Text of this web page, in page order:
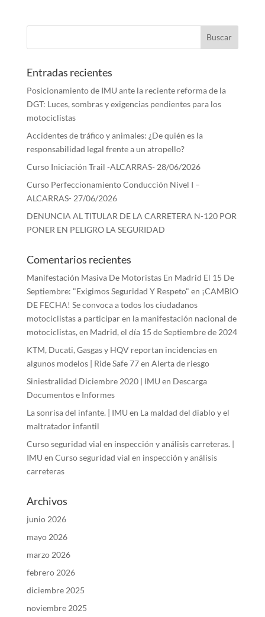
Entradas recientes
Posicionamiento de IMU ante la reciente reforma de la
DGT: Luces, sombras y exigencias pendientes para los
motociclistas
Accidentes de tráfico y animales: ¿De quién es la
responsabilidad legal frente a un atropello?
Curso Iniciación Trail -ALCARRAS- 28/06/2026
Curso Perfeccionamiento Conducción Nivel I –
ALCARRAS- 27/06/2026
DENUNCIA AL TITULAR DE LA CARRETERA N-120 POR
PONER EN PELIGRO LA SEGURIDAD
Comentarios recientes
Manifestación Masiva De Motoristas En Madrid El 15 De
Septiembre: "Exigimos Seguridad Y Respeto" en ¡CAMBIO
DE FECHA! Se convoca a todos los ciudadanos
motociclistas a participar en la manifestación nacional de
motociclistas, en Madrid, el día 15 de Septiembre de 2024
KTM, Ducati, Gasgas y HQV reportan incidencias en
algunos modelos | Ride Safe 77en Alerta de riesgo
Siniestralidad Diciembre 2020 | IMU en Descarga
Documentos e Informes
La sonrisa del infante. | IMU en La maldad del diablo y el
maltratador infantil
Curso seguridad vial en inspección y análisis carreteras. |
IMU en Curso seguridad vial en inspección y análisis
carreteras
Archivos
junio 2026
mayo 2026
marzo 2026
febrero 2026
diciembre 2025
noviembre 2025